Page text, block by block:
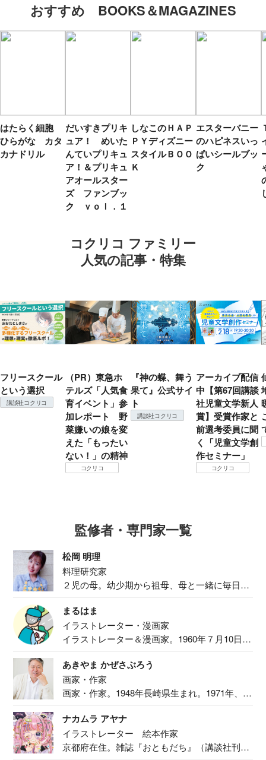
おすすめ BOOKS＆MAGAZINES
はたらく細胞
ひらがな カタ
カナドリル
だいすきプリキ
ュア！ めいた
んていプリキュ
ア！＆プリキュ
アオールスター
ズ ファンブッ
ク ｖｏｌ．１
しなこのＨＡＰ
ＰＹディズニー
スタイルＢＯＯ
Ｋ
エスターバニー
のハピネスいっ
ぱいシールブッ
ク
コクリコ ファミリー
人気の記事・特集
フリースクール
という選択
講談社コクリコ
（PR）東急ホ
テルズ「人気食
育イベント」参
加レポート 野
菜嫌いの娘を変
えた「もったい
ない！」の精神
コクリコ
『神の蝶、舞う
果て』公式サイ
ト
講談社コクリコ
アーカイブ配信
中【第67回講談
社児童文学新人
賞】受賞作家と
前選考委員に聞
く「児童文学創
作セミナー」
コクリコ
監修者・専門家一覧
松岡 明理
料理研究家
２児の母。幼少期から祖母、母と一緒に毎日の
まるはま
イラストレーター・漫画家
イラストレーター＆漫画家。1960年７月10日生
あきやま かぜさぶろう
画家・作家
画家・作家。1948年長崎県生まれ。1971年、
ナカムラ アヤナ
イラストレーター 絵本作家
京都府在住。雑誌『おともだち』（講談社刊）